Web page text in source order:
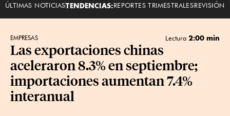
ÚLTIMAS NOTICIASTENDENCIAS:REPORTES TRIMESTRALESREVISIÓN
EMPRESAS Lectura 2:00 min
Las exportaciones chinas
aceleraron 8.3% en septiembre;
importaciones aumentan 7.4%
interanual